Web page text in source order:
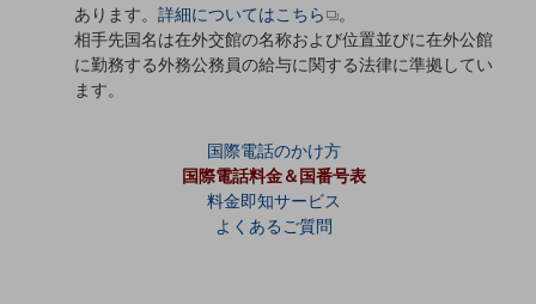
ケータイプラン
5Gデータプラス
あります。詳細についてはこちら
。
相手先国名は在外交館の名称および位置並びに在外公館
に勤務する外務公務員の給与に関する法律に準拠してい
ます。
国際電話のかけ方
国際電話料金＆国番号表
料金即知サービス
よくあるご質問